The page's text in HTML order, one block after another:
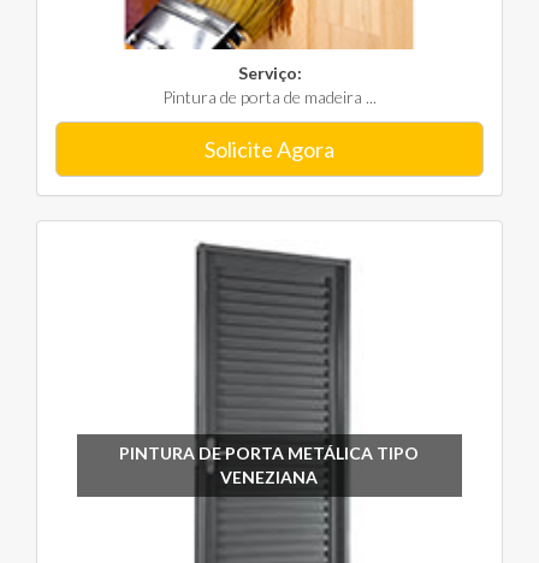
Serviço:
Pintura de porta de madeira ...
Solicite Agora
PINTURA DE PORTA METÁLICA TIPO
VENEZIANA